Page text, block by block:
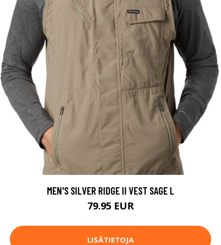
MEN'S SILVER RIDGE II VEST SAGE L
79.95 EUR
LISÄTIETOJA